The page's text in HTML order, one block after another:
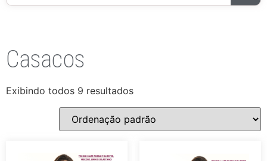
Casacos
Exibindo todos 9 resultados